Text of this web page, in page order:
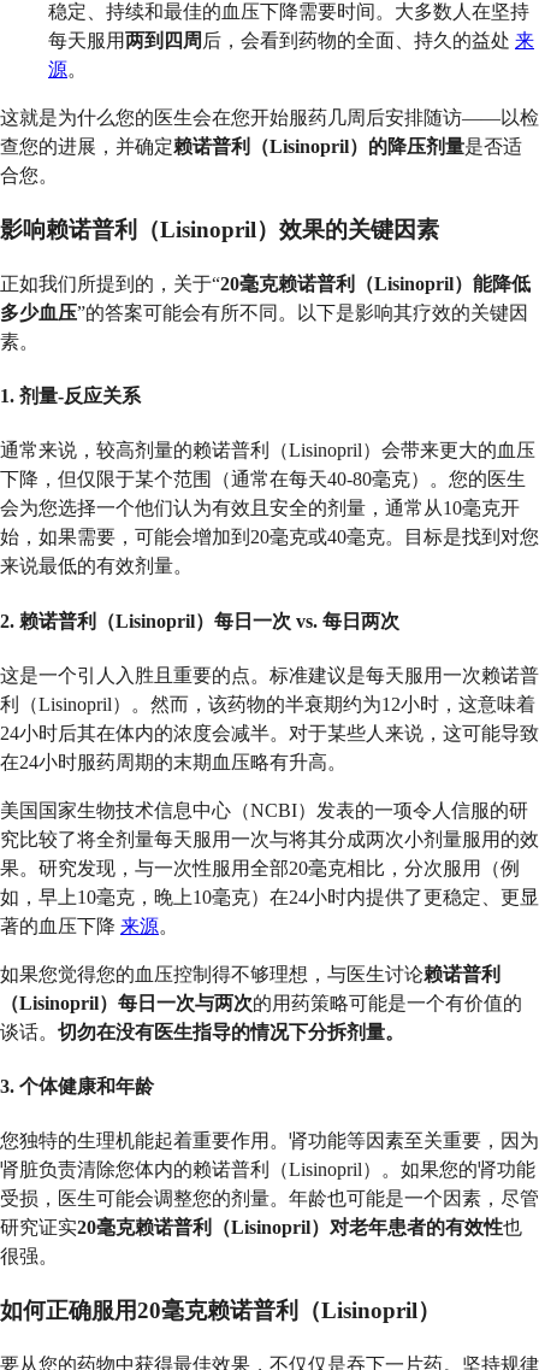
稳定、持续和最佳的血压下降需要时间。大多数人在坚持
每天服用两到四周 后，会看到药物的全面、持久的益处 来
源。
这就是为什么您的医生会在您开始服药几周后安排随访——以检
查您的进展，并确定赖诺普利（Lisinopril）的降压剂量是否适
合您。
影响赖诺普利（Lisinopril）效果的关键因素
正如我们所提到的，关于“20毫克赖诺普利（Lisinopril）能降低
多少血压”的答案可能会有所不同。以下是影响其疗效的关键因
素。
1. 剂量-反应关系
通常来说，较高剂量的赖诺普利（Lisinopril）会带来更大的血压
下降，但仅限于某个范围（通常在每天40-80毫克）。您的医生
会为您选择一个他们认为有效且安全的剂量，通常从10毫克开
始，如果需要，可能会增加到20毫克或40毫克。目标是找到对您
来说最低的有效剂量。
2. 赖诺普利（Lisinopril）每日一次 vs. 每日两次
这是一个引人入胜且重要的点。标准建议是每天服用一次赖诺普
利（Lisinopril）。然而，该药物的半衰期约为12小时，这意味着
24小时后其在体内的浓度会减半。对于某些人来说，这可能导致
在24小时服药周期的末期血压略有升高。
美国国家生物技术信息中心（NCBI）发表的一项令人信服的研
究比较了将全剂量每天服用一次与将其分成两次小剂量服用的效
果。研究发现，与一次性服用全部20毫克相比，分次服用（例
如，早上10毫克，晚上10毫克）在24小时内提供了更稳定、更显
著的血压下降 来源。
如果您觉得您的血压控制得不够理想，与医生讨论赖诺普利
（Lisinopril）每日一次与两次的用药策略可能是一个有价值的
谈话。 切勿在没有医生指导的情况下分拆剂量。
3. 个体健康和年龄
您独特的生理机能起着重要作用。肾功能等因素至关重要，因为
肾脏负责清除您体内的赖诺普利（Lisinopril）。如果您的肾功能
受损，医生可能会调整您的剂量。年龄也可能是一个因素，尽管
研究证实20毫克赖诺普利（Lisinopril）对老年患者的有效性也
很强。
如何正确服用20毫克赖诺普利（Lisinopril）
要从您的药物中获得最佳效果，不仅仅是吞下一片药。坚持规律